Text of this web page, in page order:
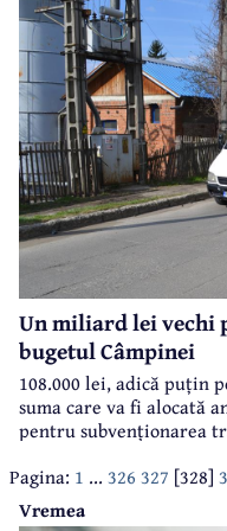
2015. Pentru că nu s-a
sistate pentru 2016, iar cele
Un miliard lei vechi
bugetul Câmpinei
108.000 lei, adică puțin
suma care va fi alocată
pentru subvenționarea
singură firmă, toți banii
care tocmai a scumpit
lei.
Pagina: 1 ... 326 327 [328]
Vremea